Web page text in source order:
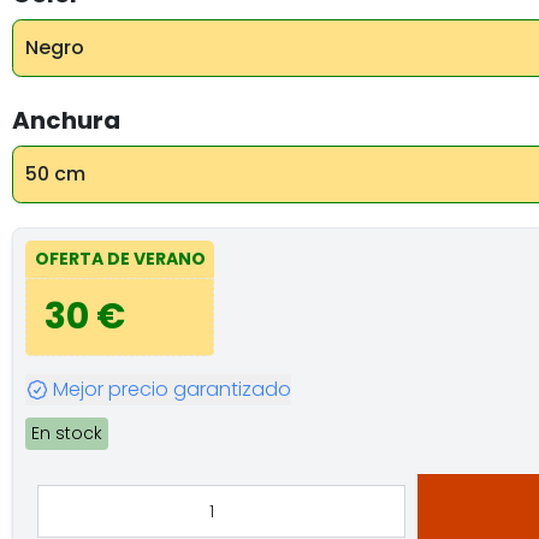
Negro
Anchura
50 cm
OFERTA DE VERANO
30 €
Mejor precio garantizado
En stock